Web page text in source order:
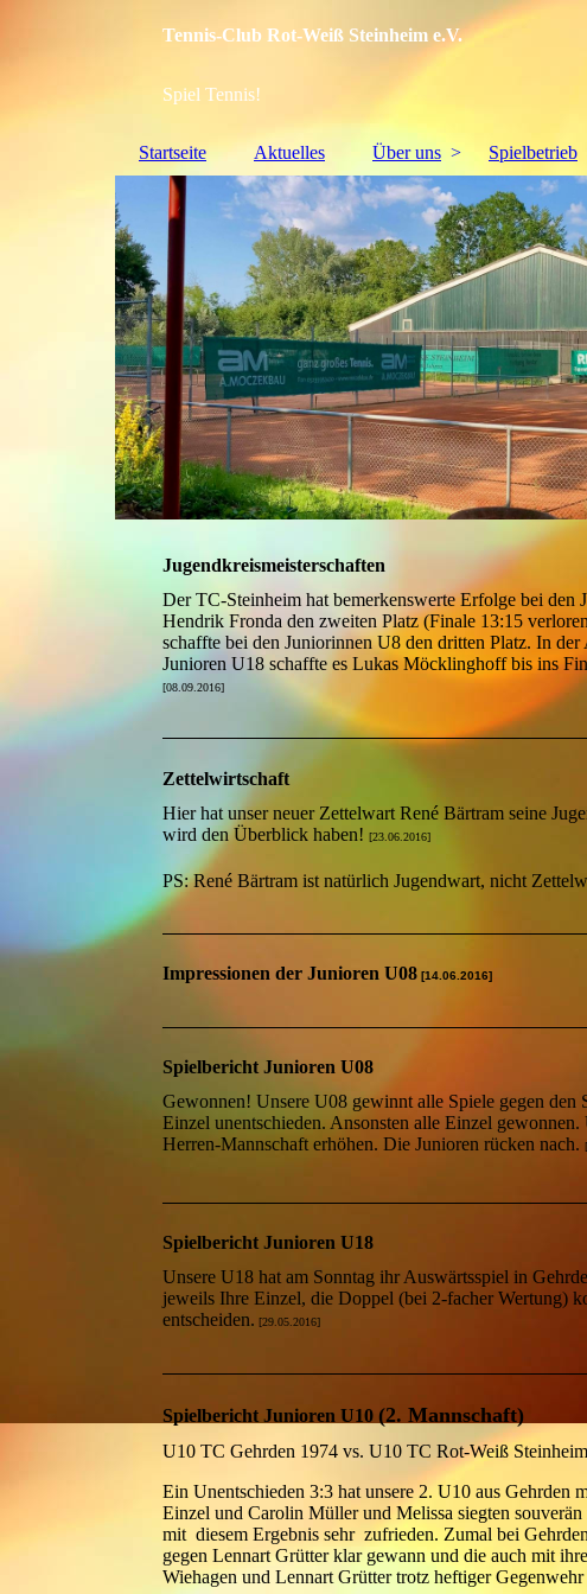
Tennis-Club Rot-Weiß Steinheim e.V.
Spiel Tennis!
Startseite Aktuelles Über uns Spielbetrieb
Jugendkreismeisterschaften
Der TC-Steinheim hat bemerkenswerte Erfolge bei den
Hendrik Fronda den zweiten Platz (Finale 13:15
schaffte bei den Juniorinnen U8 den dritten Platz. In
Junioren U18 schaffte es Lukas Möcklinghoff bis ins
[08.09.2016]
Zettelwirtschaft
Hier hat unser neuer Zettelwart René Bärtram seine
wird den Überblick haben! [23.06.2016]
PS: René Bärtram ist natürlich Jugendwart, nicht
Impressionen der Junioren U08 [14.06.2016]
Spielbericht Junioren U08
Gewonnen! Unsere U08 gewinnt alle Spiele gegen
Einzel unentschieden. Ansonsten alle Einzel
Herren-Mannschaft erhöhen. Die Junioren rücken nach.
Spielbericht Junioren U18
Unsere U18 hat am Sonntag ihr Auswärtsspiel in
jeweils Ihre Einzel, die Doppel (bei 2-facher Wertung)
entscheiden. [29.05.2016]
Spielbericht Junioren U10 (2. Mannschaft)
U10 TC Gehrden 1974 vs. U10 TC Rot-Weiß Steinheim
Ein Unentschieden 3:3 hat unsere 2. U10 aus Gehrden
Einzel und Carolin Müller und Melissa siegten
mit diesem Ergebnis sehr zufrieden. Zumal bei
gegen Lennart Grütter klar gewann und die auch mit
Wiehagen und Lennart Grütter trotz heftiger Gegenwehr